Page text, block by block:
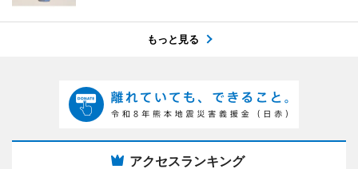
もっと見る
アクセスランキング